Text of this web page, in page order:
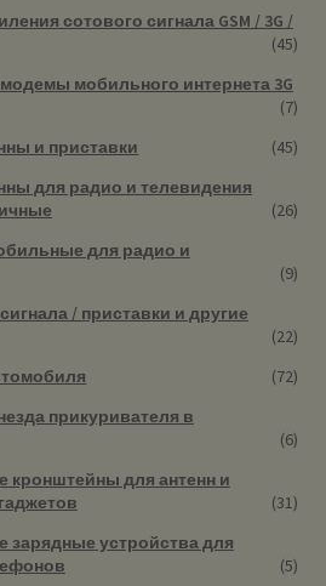
сотового сигнала GSM / 3G /
(45)
мобильного интернета 3G
(7)
и приставки
(45)
для радио и телевидения
(26)
для радио и
(9)
/ приставки и другие
(22)
(72)
прикуривателя в
(6)
для антенн и
(31)
устройства для
(5)